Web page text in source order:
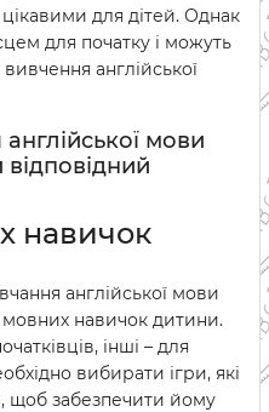
для дітей. Однак
для початку і можуть
англійської
мови
навичок
англійської мови
навичок дитини.
інші – для
вибирати ігри, які
щоб забезпечити йому